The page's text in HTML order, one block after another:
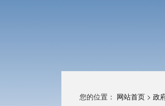
您的位置： 网站首页 > 政